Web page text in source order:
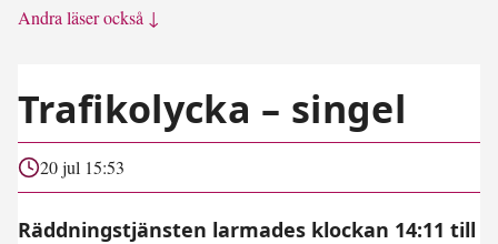
Andra läser också ↓
Trafikolycka – singel
20 jul 15:53
Räddningstjänsten larmades klockan 14:11 till